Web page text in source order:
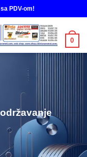
PDV-om!
0